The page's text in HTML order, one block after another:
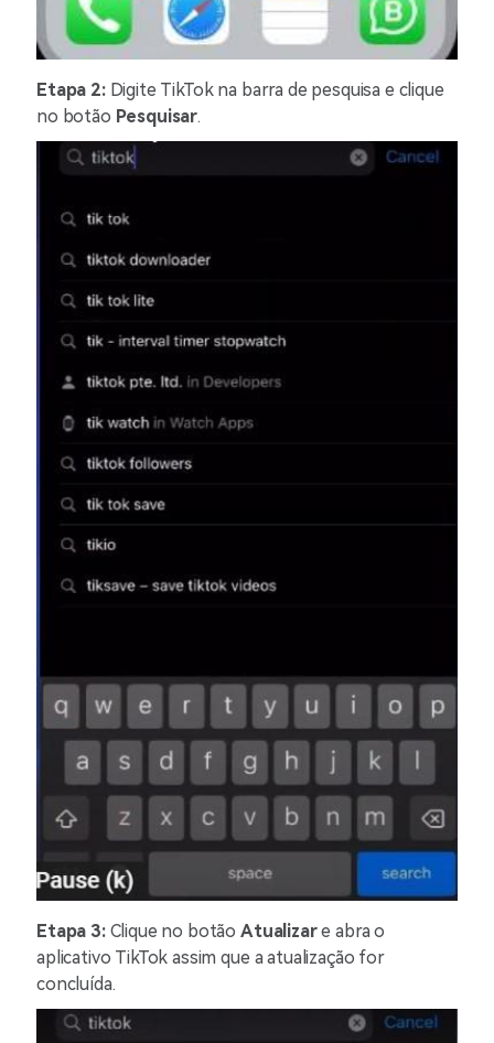
Etapa 2:Digite TikTok na barra de pesquisa e clique
no botão Pesquisar.
Etapa 3:Clique no botãoAtualizare abra o
aplicativo TikTok assim que a atualização for
concluída.